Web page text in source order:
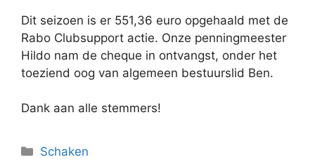
Dit seizoen is er 551,36 euro opgehaald met de
Rabo Clubsupport actie. Onze penningmeester
Hildo nam de cheque in ontvangst, onder het
toeziend oog van algemeen bestuurslid Ben.
Dank aan alle stemmers!
Categorieën
Schaken